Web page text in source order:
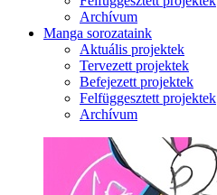
Archívum
Manga sorozataink
Aktuális projektek
Tervezett projektek
Befejezett projektek
Felfüggesztett projektek
Archívum